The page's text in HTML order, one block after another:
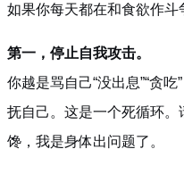
如果你每天都在和食欲作斗
第一，停止自我攻击。
你越是骂自己“没出息”“贪
抚自己。这是一个死循环
馋，我是身体出问题了。